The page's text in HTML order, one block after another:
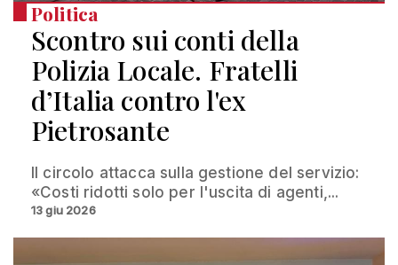
Politica
Scontro sui conti della
Polizia Locale. Fratelli
d’Italia contro l'ex
Pietrosante
Il circolo attacca sulla gestione del servizio:
«Costi ridotti solo per l'uscita di agenti,...
13 giu 2026